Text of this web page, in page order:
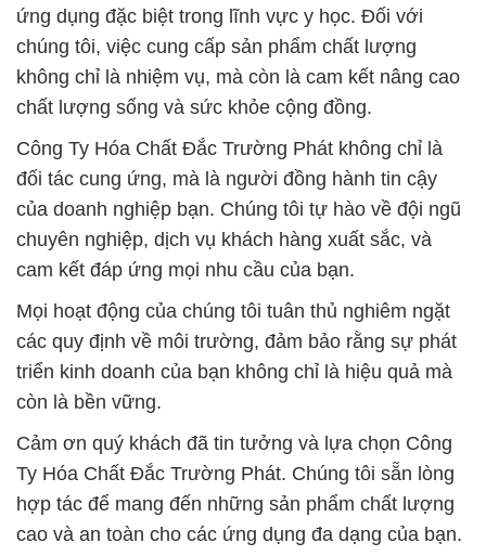
ứng dụng đặc biệt trong lĩnh vực y học. Đối với
chúng tôi, việc cung cấp sản phẩm chất lượng
không chỉ là nhiệm vụ, mà còn là cam kết nâng cao
chất lượng sống và sức khỏe cộng đồng.
Công Ty Hóa Chất Đắc Trường Phát không chỉ là
đối tác cung ứng, mà là người đồng hành tin cậy
của doanh nghiệp bạn. Chúng tôi tự hào về đội ngũ
chuyên nghiệp, dịch vụ khách hàng xuất sắc, và
cam kết đáp ứng mọi nhu cầu của bạn.
Mọi hoạt động của chúng tôi tuân thủ nghiêm ngặt
các quy định về môi trường, đảm bảo rằng sự phát
triển kinh doanh của bạn không chỉ là hiệu quả mà
còn là bền vững.
Cảm ơn quý khách đã tin tưởng và lựa chọn Công
Ty Hóa Chất Đắc Trường Phát. Chúng tôi sẵn lòng
hợp tác để mang đến những sản phẩm chất lượng
cao và an toàn cho các ứng dụng đa dạng của bạn.